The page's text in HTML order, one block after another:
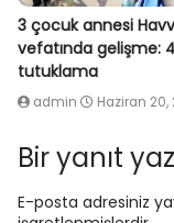
3 çocuk annesi
vefatında gelişme:
tutuklama
admin Haziran 20,
Bir yanıt
E-posta adresiniz